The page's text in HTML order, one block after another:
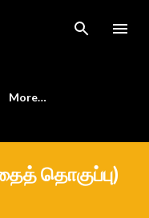
More…
தொகுப்பு)